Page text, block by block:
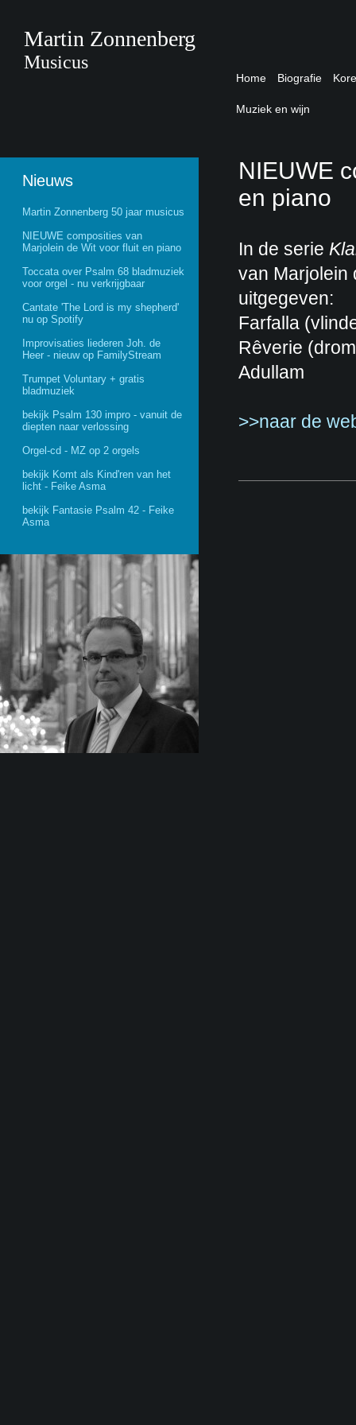
Martin Zonnenberg
Musicus
Home Biografie
Muziek en wijn
Nieuws
Martin Zonnenberg 50 jaar musicus
NIEUWE composities van
Marjolein de Wit voor fluit en piano
Toccata over Psalm 68 bladmuziek
voor orgel - nu verkrijgbaar
Cantate 'The Lord is my shepherd'
nu op Spotify
Improvisaties liederen Joh. de
Heer - nieuw op FamilyStream
Trumpet Voluntary + gratis
bladmuziek
bekijk Psalm 130 impro - vanuit de
diepten naar verlossing
Orgel-cd - MZ op 2 orgels
bekijk Komt als Kind'ren van het
licht - Feike Asma
bekijk Fantasie Psalm 42 - Feike
Asma
NIEUWE
en piano
In de serie
van Marjolein
uitgegeven:
Farfalla
Rêverie
Adullam
>>naar de